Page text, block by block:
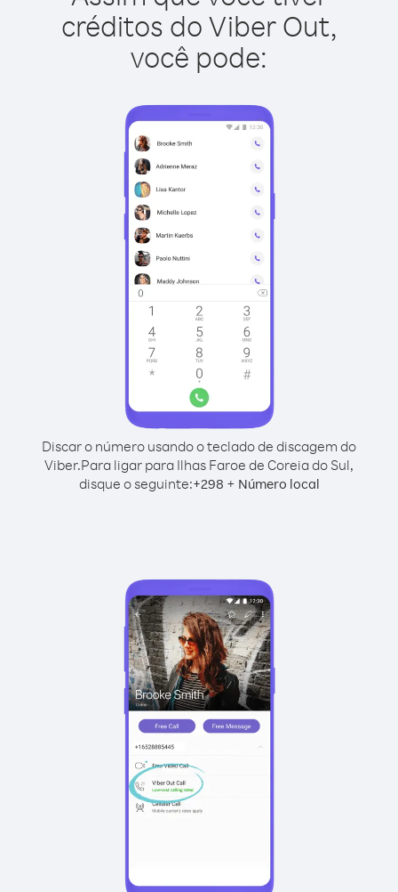
créditos do Viber Out,
você pode:
Discar o número usando o teclado de discagem do
Viber.Para ligar para Ilhas Faroe de Coreia do Sul,
disque o seguinte:+298 + Número local